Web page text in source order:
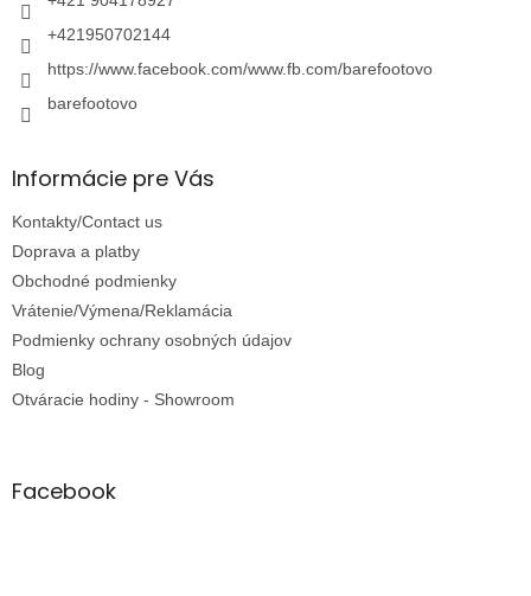
+421950702144
https://www.facebook.com/www.fb.com/barefootovo
barefootovo
Informácie pre Vás
Kontakty/Contact us
Doprava a platby
Obchodné podmienky
Vrátenie/Výmena/Reklamácia
Podmienky ochrany osobných údajov
Blog
Otváracie hodiny - Showroom
Facebook